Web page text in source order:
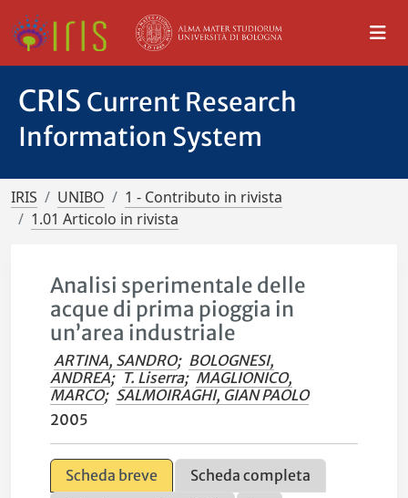
CRIS Current Research
Information System
IRIS UNIBO
1 - Contributo in rivista
1.01 Articolo in rivista
Analisi sperimentale delle
acque di prima pioggia in
un’area industriale
ARTINA, SANDRO; BOLOGNESI,
ANDREA; T. Liserra; MAGLIONICO,
MARCO; SALMOIRAGHI, GIAN PAOLO
2005
Scheda breve
Scheda completa